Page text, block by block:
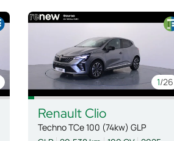
1/26
Renault Clio
Techno TCe 100 (74kw) GLP